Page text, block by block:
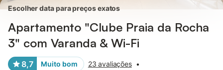
Escolher data para preços exatos
Apartamento "Clube Praia da Rocha
3" com Varanda & Wi-Fi
8,7 Muito bom 23 avaliações •